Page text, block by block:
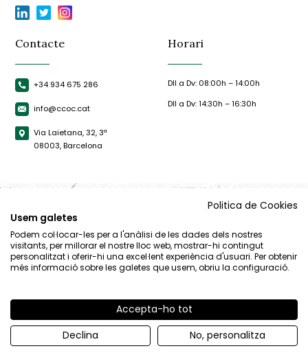
Contacte
+34 934 675 286
info@ccoc.cat
Via Laietana, 32, 3ª
08003, Barcelona
Horari
Dll a Dv: 08:00h – 14:00h
Dll a Dv: 14:30h – 16:30h
Avís Legal Política de privacitat | Política de cookies
By 100x100.net
Politica de Cookies
Usem galetes
Podem col·locar-les per a l'anàlisi de les dades dels nostres
visitants, per millorar el nostre lloc web, mostrar-hi contingut
personalitzat i oferir-hi una excel·lent experiència d'usuari. Per obtenir
més informació sobre les galetes que usem, obriu la configuració.
Accepta-ho tot
Declina
No, personalitza